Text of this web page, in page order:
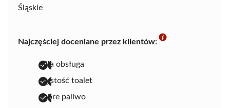
Śląskie
Najczęściej doceniane przez klientów:
miła obsługa
czystość toalet
dobre paliwo